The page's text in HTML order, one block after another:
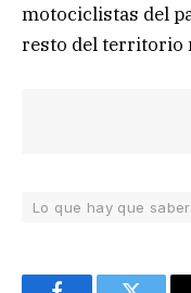
motociclistas del
resto del territorio
Lo que hay que saber